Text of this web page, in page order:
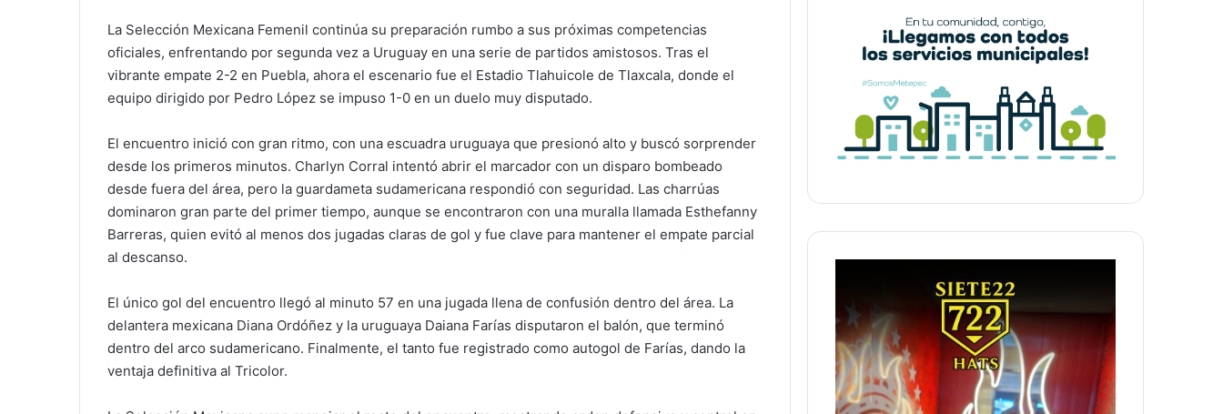
La Selección Mexicana Femenil continúa su preparación rumbo a sus próximas competencias
oficiales, enfrentando por segunda vez a Uruguay en una serie de partidos amistosos. Tras el
vibrante empate 2-2 en Puebla, ahora el escenario fue el Estadio Tlahuicole de Tlaxcala, donde el
equipo dirigido por Pedro López se impuso 1-0 en un duelo muy disputado.
El encuentro inició con gran ritmo, con una escuadra uruguaya que presionó alto y buscó sorprender
desde los primeros minutos. Charlyn Corral intentó abrir el marcador con un disparo bombeado
desde fuera del área, pero la guardameta sudamericana respondió con seguridad. Las charrúas
dominaron gran parte del primer tiempo, aunque se encontraron con una muralla llamada Esthefanny
Barreras, quien evitó al menos dos jugadas claras de gol y fue clave para mantener el empate parcial
al descanso.
El único gol del encuentro llegó al minuto 57 en una jugada llena de confusión dentro del área. La
delantera mexicana Diana Ordóñez y la uruguaya Daiana Farías disputaron el balón, que terminó
dentro del arco sudamericano. Finalmente, el tanto fue registrado como autogol de Farías, dando la
ventaja definitiva al Tricolor.